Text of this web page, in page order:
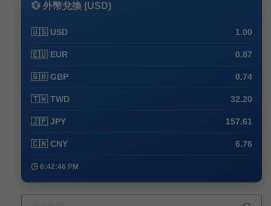
💱 外幣兌換 (USD)
🇺🇸 USD 1.00
🇪🇺 EUR 0.87
🇬🇧 GBP 0.74
🇹🇼 TWD 32.20
🇯🇵 JPY 157.61
🇨🇳 CNY 6.76
🕒 6:42:57 PM